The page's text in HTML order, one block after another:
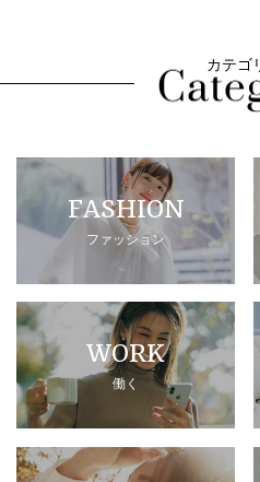
カテゴ
FASHION
ファッション
WORK
働く